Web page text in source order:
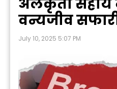
वन्यजीव
July 10, 2025 5:07 PM